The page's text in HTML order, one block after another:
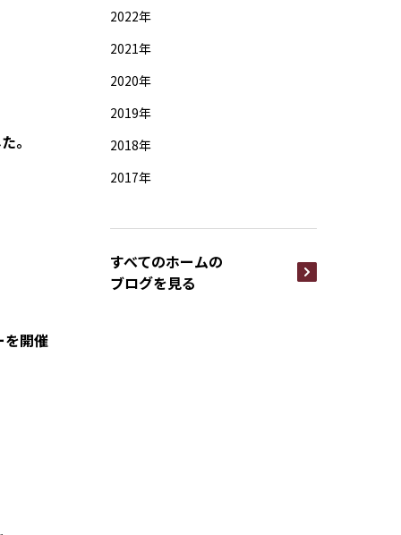
。
を開催
2022年
2021年
2020年
2019年
2018年
2017年
すべてのホームの
ブログを見る